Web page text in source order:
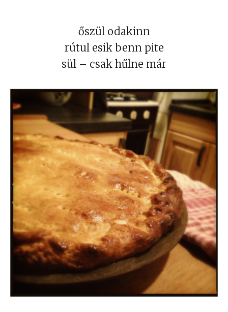
őszül odakinn
rútul esik benn pite
sül – csak hűlne már